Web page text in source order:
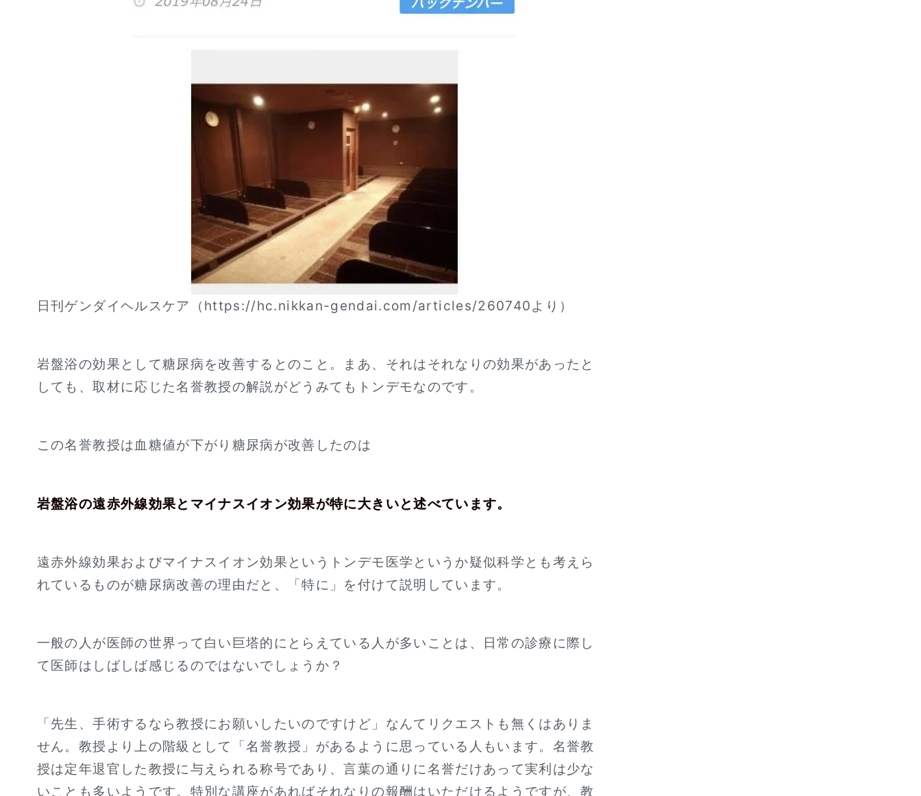
日刊ゲンダイヘルスケア（https://hc.nikkan-gendai.com/articles/260740より）
岩盤浴の効果として糖尿病を改善するとのこと。まあ、それはそれなりの効果があったと
しても、取材に応じた名誉教授の解説がどうみてもトンデモなのです。
この名誉教授は血糖値が下がり糖尿病が改善したのは
岩盤浴の遠赤外線効果とマイナスイオン効果が特に大きいと述べています。
遠赤外線効果およびマイナスイオン効果というトンデモ医学というか疑似科学とも考えら
れているものが糖尿病改善の理由だと、「特に」を付けて説明しています。
一般の人が医師の世界って白い巨塔的にとらえている人が多いことは、日常の診療に際し
て医師はしばしば感じるのではないでしょうか？
「先生、手術するなら教授にお願いしたいのですけど」なんてリクエストも無くはありま
せん。教授より上の階級として「名誉教授」があるように思っている人もいます。名誉教
授は定年退官した教授に与えられる称号であり、言葉の通りに名誉だけあって実利は少な
いことも多いようです。特別な講座があればそれなりの報酬はいただけるようですが、教